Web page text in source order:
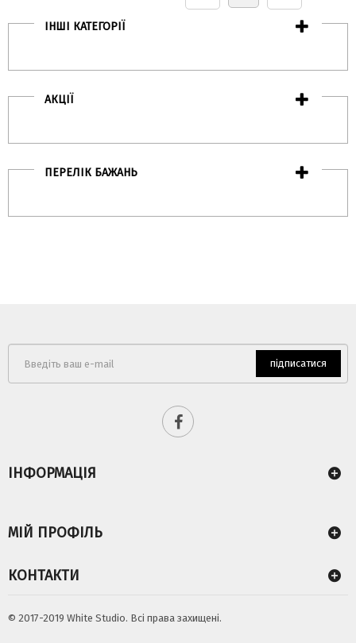
ІНШІ КАТЕГОРІЇ
АКЦІЇ
ПЕРЕЛІК БАЖАНЬ
підписатися
ІНФОРМАЦІЯ
МІЙ ПРОФІЛЬ
КОНТАКТИ
© 2017-2019 White Studio. Всі права захищені.